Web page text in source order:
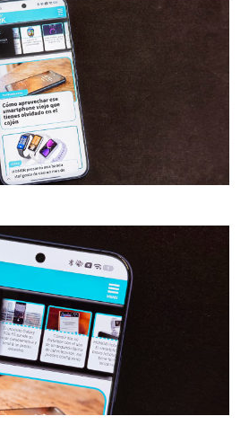
fotografía,
tomó una
común en
recortó el
al grosor o al
apostó por un set
parece de gama
El corazón del
cámaraprincipal
apertura
(de f/1.4 a f/4.0),
valiosa que te